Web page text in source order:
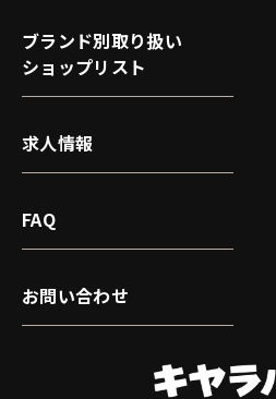
ブランド別取り扱い
ショップリスト
求人情報
FAQ
お問い合わせ